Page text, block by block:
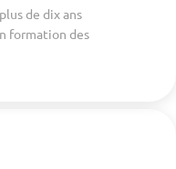
de dix ans
formation des